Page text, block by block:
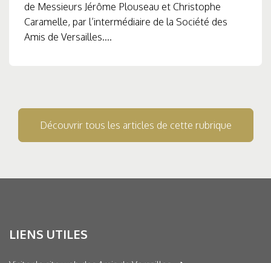
de Messieurs Jérôme Plouseau et Christophe
Caramelle, par l’intermédiaire de la Société des
Amis de Versailles....
Découvrir tous les articles de cette rubrique
LIENS UTILES